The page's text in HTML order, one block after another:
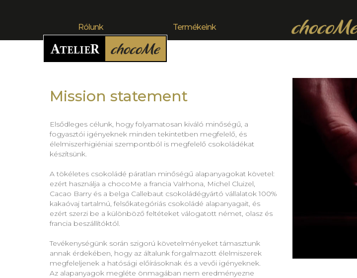
Rólunk Termékeink
Mission statement
Elsődleges célunk, hogy folyamatosan kiváló minőségű, a
fogyasztói igényeknek minden tekintetben megfelelő, és
élelmiszerhigiéniai szempontból is megfelelő csokoládékat
készítsünk.
A tökéletes csokoládé páratlan minőségű alapanyagokat követel:
ezért használja a chocoMe a francia Valrhona, Michel Cluizel,
Cacao Barry és a belga Callebaut csokoládégyártó vállalatok 100%
kakaóvaj tartalmú, felsőkategóriás csokoládé alapanyagait, és
ezért szerzi be a különböző feltéteket válogatott német, olasz és
francia beszállítóktól.
Tevékenységünk során szigorú követelményeket támasztunk
annak érdekében, hogy az általunk forgalmazott élelmiszerek
megfeleljenek a hatósági előírásoknak és a vevői igényeknek.
Az alapanyagok megléte önmagában nem eredményezne